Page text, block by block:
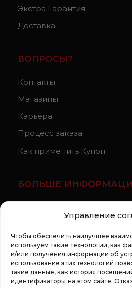
Управление
Чтобы обеспечить наилучшее
используем такие технологии, как
и/или получения информации об
использование этих технологий
такие данные, как история
идентификаторы на этом сайте.
Экстра Гарантия
Доставка
ВОПРОСЫ?
Контакты
Магазины
Карьера
Процесс заказа
Как применить Купон
БОЛЬШЕ
Регламент кампании «100